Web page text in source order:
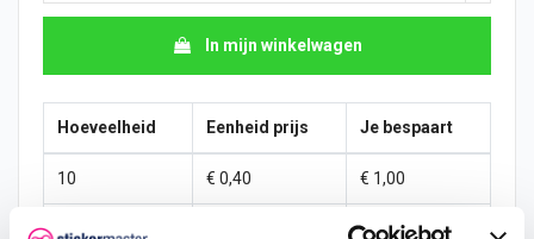
In mijn winkelwagen
Hoeveelheid Eenheid prijs Je bespaart
10 € 0,40 € 1,00
15 € 2,25